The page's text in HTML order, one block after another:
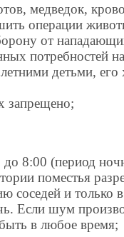
медведок,
операции
от
потребностей
детьми, его
запрещено;
8:00 (период
поместья
соседей и только
Если шум
в любое время;